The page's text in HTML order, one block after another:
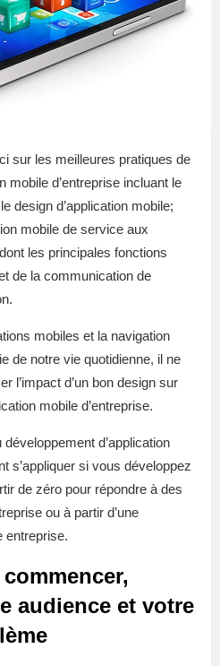
sur les meilleures pratiques de
mobile d’entreprise incluant le
design d’application mobile;
mobile de service aux
les principales fonctions
de la communication de
mobiles et la navigation
de notre vie quotidienne, il ne
l’impact d’un bon design sur
mobile d’entreprise.
d’application
s’appliquer si vous développez
de zéro pour répondre à des
ou à partir d’une
entreprise.
audience et votre